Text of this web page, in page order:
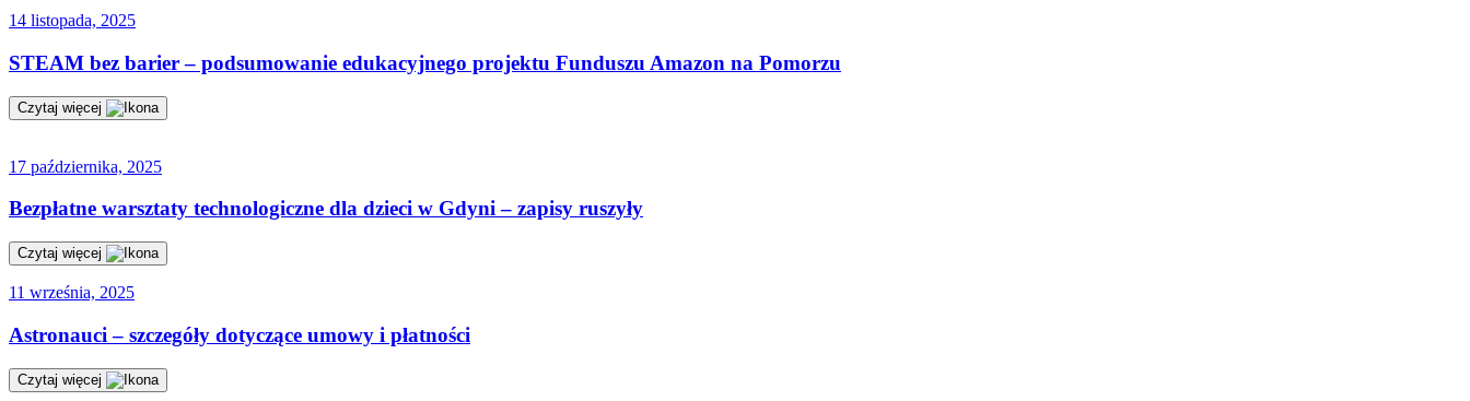
14 listopada, 2025
STEAM bez barier – podsumowanie edukacyjnego projektu Funduszu Amazon na Pomorzu
Czytaj więcej
17 października, 2025
Bezpłatne warsztaty technologiczne dla dzieci w Gdyni – zapisy ruszyły
Czytaj więcej
11 września, 2025
Astronauci – szczegóły dotyczące umowy i płatności
Czytaj więcej